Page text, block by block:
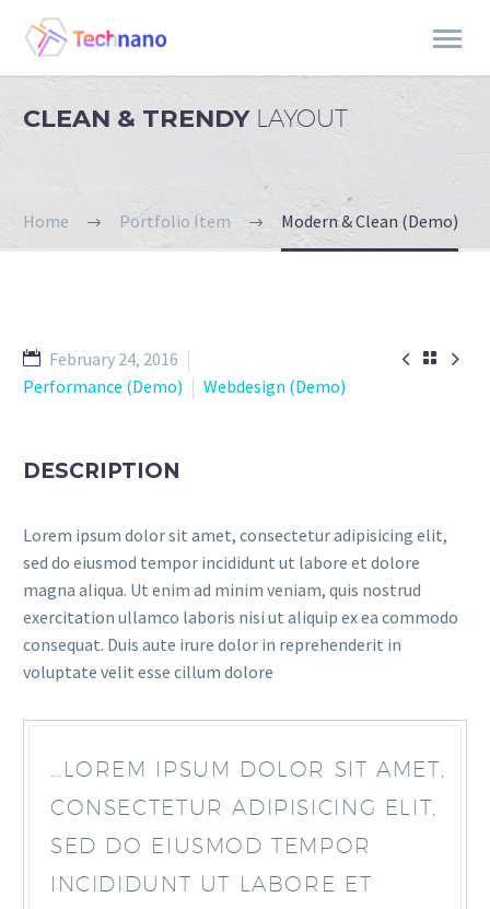
CLEAN & TRENDY LAYOUT
Home Portfolio Item Modern & Clean (Demo)
  
February 24, 2016
Performance (Demo)
Webdesign (Demo)
DESCRIPTION
Lorem ipsum dolor sit amet, consectetur adipisicing elit,
sed do eiusmod tempor incididunt ut labore et dolore
magna aliqua. Ut enim ad minim veniam, quis nostrud
exercitation ullamco laboris nisi ut aliquip ex ea commodo
consequat. Duis aute irure dolor in reprehenderit in
voluptate velit esse cillum dolore
…LOREM IPSUM DOLOR SIT AMET,
CONSECTETUR ADIPISICING ELIT,
SED DO EIUSMOD TEMPOR
INCIDIDUNT UT LABORE ET